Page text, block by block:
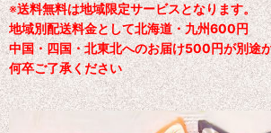
※送料無料は地域限定サービスとなります。
地域別配送料金として北海道・九州600円
中国・四国・北東北へのお届け500円が別途
何卒ご了承ください